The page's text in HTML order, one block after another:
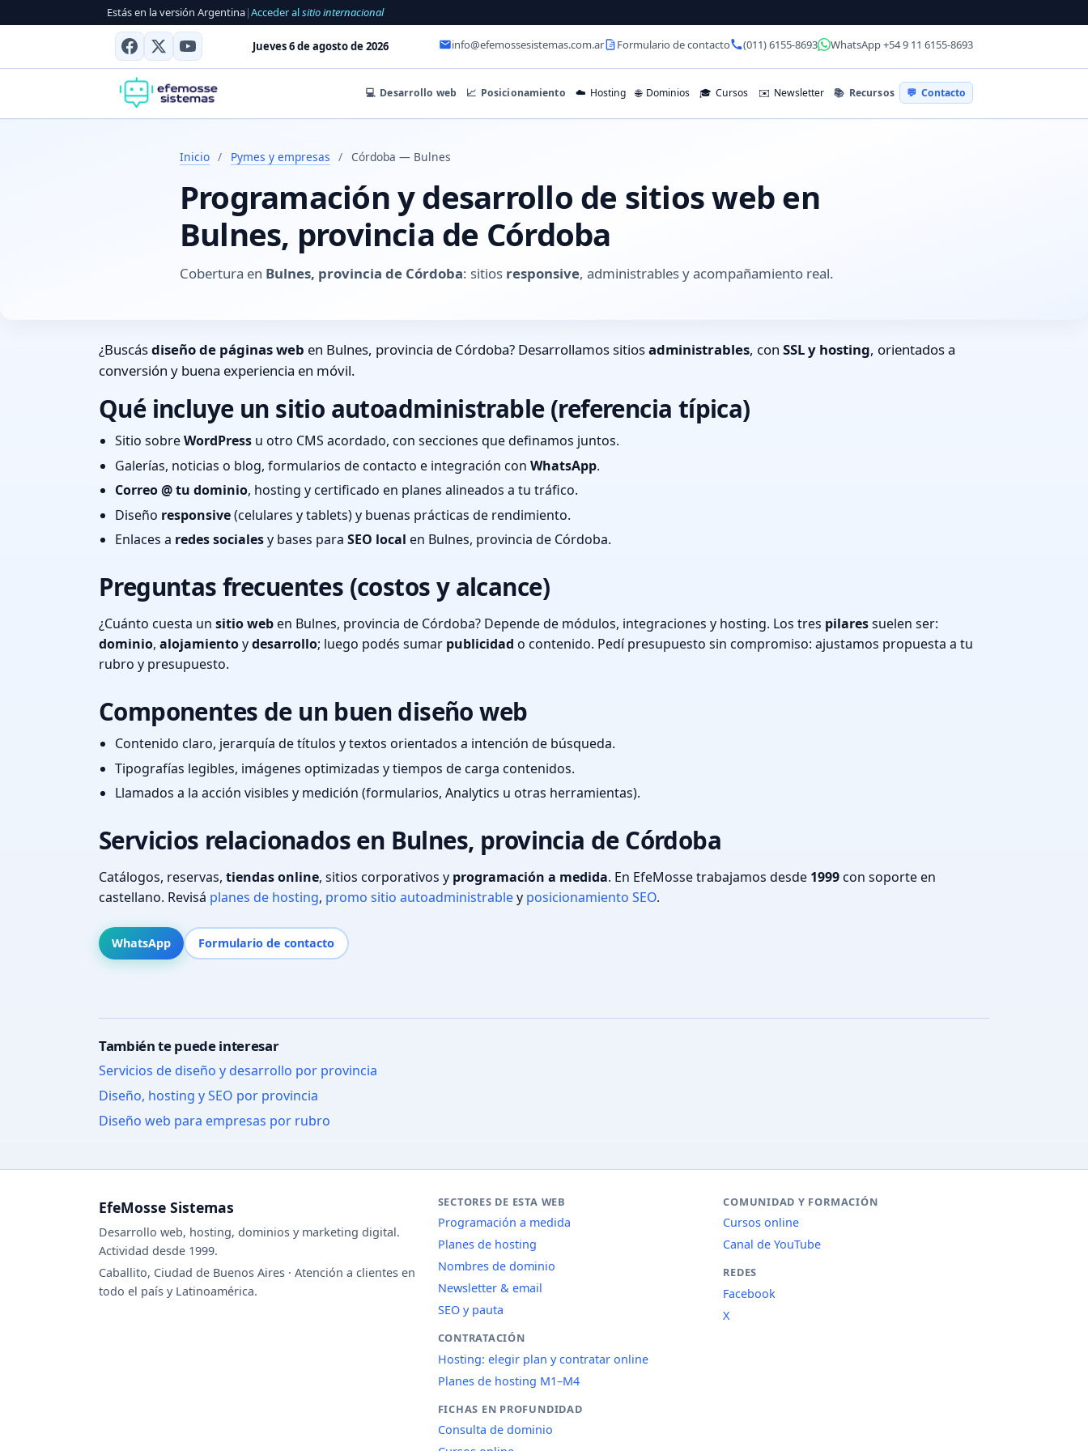
Estás en la versión Argentina|Acceder alsitio internacional
Jueves 6 de agosto de 2026 info@efemossesistemas.com.ar Formulario de contacto (011) 6155-8693 WhatsApp +54 9 11 6155-8693
💻 Desarrollo web 📈 Posicionamiento ☁️ Hosting 🌐 Dominios 🎓 Cursos ✉️ Newsletter 📚 Recursos 💬 Contacto
Inicio / Pymes y empresas / Córdoba — Bulnes
Programación y desarrollo de sitios web en
Bulnes, provincia de Córdoba
Cobertura en Bulnes, provincia de Córdoba: sitios responsive, administrables y acompañamiento real.
¿Buscásdiseño de páginas web en Bulnes, provincia de Córdoba? Desarrollamos sitiosadministrables, con SSL y hosting, orientados a
conversión y buena experiencia en móvil.
Qué incluye un sitio autoadministrable (referencia típica)
Sitio sobreWordPress u otro CMS acordado, con secciones que definamos juntos.
Galerías, noticias o blog, formularios de contacto e integración con WhatsApp.
Correo @ tu dominio, hosting y certificado en planes alineados a tu tráfico.
Diseño responsive(celulares y tablets) y buenas prácticas de rendimiento.
Enlaces a redes socialesy bases para SEO local en Bulnes, provincia de Córdoba.
Preguntas frecuentes (costos y alcance)
¿Cuánto cuesta un sitio weben Bulnes, provincia de Córdoba? Depende de módulos, integraciones y hosting. Los tres pilaressuelen ser:
dominio, alojamientoydesarrollo; luego podés sumar publicidad o contenido. Pedí presupuesto sin compromiso: ajustamos propuesta a tu
rubro y presupuesto.
Componentes de un buen diseño web
Contenido claro, jerarquía de títulos y textos orientados a intención de búsqueda.
Tipografías legibles, imágenes optimizadas y tiempos de carga contenidos.
Llamados a la acción visibles y medición (formularios, Analytics u otras herramientas).
Servicios relacionados en Bulnes, provincia de Córdoba
Catálogos, reservas, tiendas online, sitios corporativos y programación a medida. En EfeMosse trabajamos desde 1999con soporte en
castellano. Revisá planes de hosting, promo sitio autoadministrabley posicionamiento SEO.
WhatsApp Formulario de contacto
También te puede interesar
Servicios de diseño y desarrollo por provincia
Diseño, hosting y SEO por provincia
Diseño web para empresas por rubro
EfeMosse Sistemas
Desarrollo web, hosting, dominios y marketing digital.
Actividad desde 1999.
Caballito, Ciudad de Buenos Aires · Atención a clientes en
todo el país y Latinoamérica.
SECTORES DE ESTA WEB
Programación a medida
Planes de hosting
Nombres de dominio
Newsletter & email
SEO y pauta
CONTRATACIÓN
Hosting: elegir plan y contratar online
Planes de hosting M1–M4
FICHAS EN PROFUNDIDAD
Consulta de dominio
COMUNIDAD Y FORMACIÓN
Cursos online
Canal de YouTube
REDES
Facebook
X